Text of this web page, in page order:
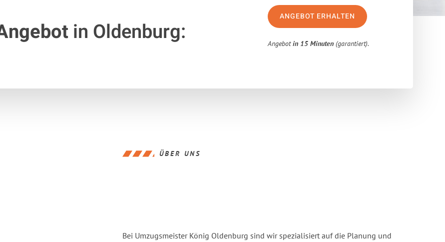
in Oldenburg:
ANGEBOT ERHALTEN
Angebotin 15 Minuten (garantiert).
ÜBER UNS
Bei Umzugsmeister König Oldenburg sind wir spezialisiert auf die Planung und